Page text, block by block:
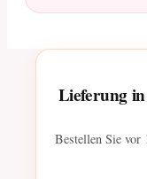
Lieferung in
Bestellen Sie vor